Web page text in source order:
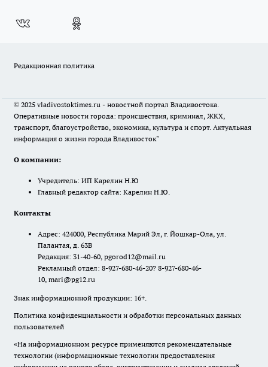
Редакционная политика
© 2025 vladivostoktimes.ru - новостной портал Владивостока.
Оперативные новости города: происшествия, криминал, ЖКХ,
транспорт, благоустройство, экономика, культура и спорт. Актуальная
информация о жизни города Владивосток"
О компании:
Учредитель: ИП Карелин Н.Ю
Главный редактор сайта: Карелин Н.Ю.
Контакты
Адрес: 424000, Республика Марий Эл, г. Йошкар-Ола, ул.
Палантая, д. 63В
Редакция: 31-40-60, pgorod12@mail.ru
Рекламный отдел: 8-927-680-46-20? 8-927-680-46-
10, mari@pg12.ru
Знак информационной продукции: 16+.
Политика конфиденциальности и обработки персональных данных
пользователей
«На информационном ресурсе применяются рекомендательные
технологии (информационные технологии предоставления